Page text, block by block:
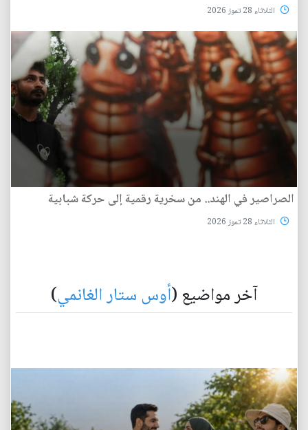
الثلاثاء 28 تموز 2026
الصراصير في الهند.. من سخرية رقمية إلى حركة شبابية
الثلاثاء 28 تموز 2026
آخر مواضيع (أوس ستار الغانمي)